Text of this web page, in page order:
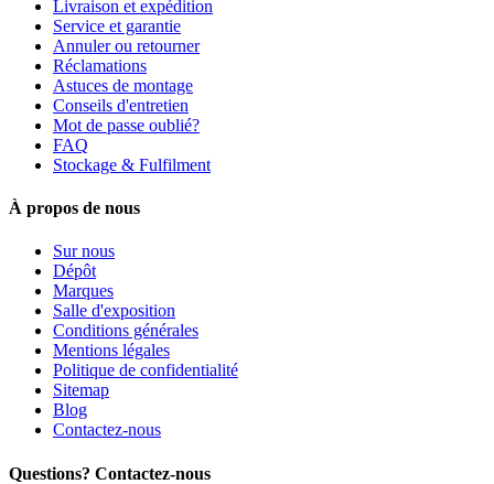
Livraison et expédition
Service et garantie
Annuler ou retourner
Réclamations
Astuces de montage
Conseils d'entretien
Mot de passe oublié?
FAQ
Stockage & Fulfilment
À propos de nous
Sur nous
Dépôt
Marques
Salle d'exposition
Conditions générales
Mentions légales
Politique de confidentialité
Sitemap
Blog
Contactez-nous
Questions? Contactez-nous